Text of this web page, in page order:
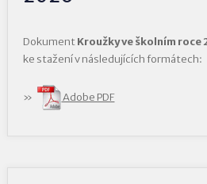
DokumentKroužky ve školním roce
ke stažení v následujících formátech:
Adobe PDF